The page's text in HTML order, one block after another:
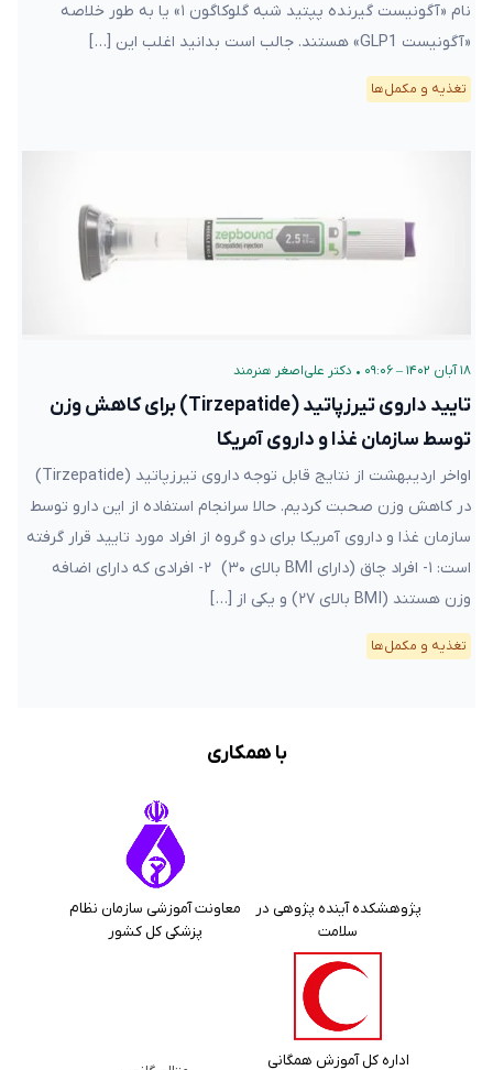
نام «آگونیست گیرنده پپتید شبه گلوکاگون ۱» یا به طور خلاصه
«آگونیست GLP1» هستند. جالب است بدانید اغلب این […]
تغذیه و مکمل‌ها
۱۸ آبان ۱۴۰۲ – ۰۹:۰۶ • دکتر علی‌اصغر هنرمند
تایید داروی تیرزپاتید (Tirzepatide) برای کاهش وزن
توسط سازمان غذا و داروی آمریکا
اواخر اردیبهشت از نتایج قابل توجه داروی تیرزپاتید (Tirzepatide)
در کاهش وزن صحبت کردیم. حالا سرانجام استفاده از این دارو توسط
سازمان غذا و داروی آمریکا برای دو گروه از افراد مورد تایید قرار گرفته
است: ۱- افراد چاق (دارای BMI بالای ۳۰) ۲- افرادی که دارای اضافه
وزن هستند (BMI بالای ۲۷) و یکی از […]
تغذیه و مکمل‌ها
با همکاری
پژوهشکده آینده پژوهی در
سلامت
معاونت آموزشی سازمان نظام
پزشکی کل کشور
اداره کل آموزش همگانی